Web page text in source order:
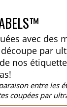
avec des
par
nos
entre les
coupées par